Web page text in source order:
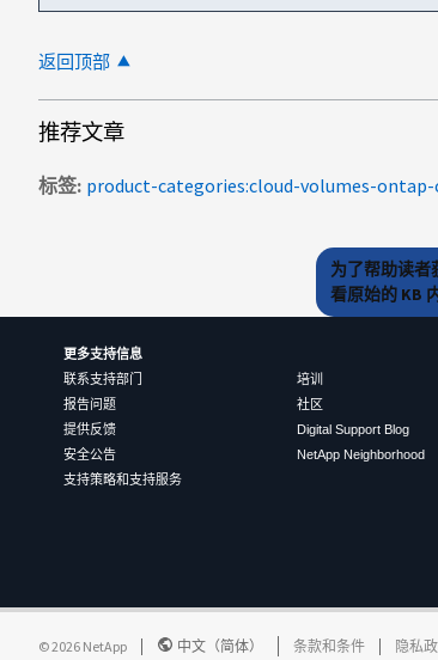
返回顶部
推荐文章
标签 product-categories:cloud-volumes-ontap-
为了帮助读者
看原始的 KB
更多支持信息
联系支持部门
报告问题
提供反馈
安全公告
支持策略和支持服务
培训
社区
Digital Support Blog
NetApp Neighborhood
©2026 NetApp 中文（简体） 条款和条件 隐私